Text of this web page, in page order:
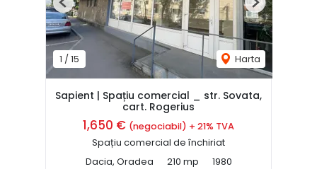
1 /15 Harta
Previous Next
Sapient | Spațiu comercial _ str. Sovata,
cart. Rogerius
1,650 € (negociabil) + 21% TVA
Spațiu comercial de închiriat
Dacia, Oradea
210 mp 1980